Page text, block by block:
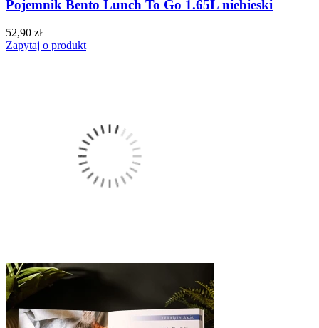
Pojemnik Bento Lunch To Go 1.65L niebieski
52,90 zł
Zapytaj o produkt